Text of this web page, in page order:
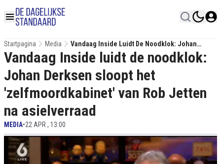
Startpagina Media
Vandaag Inside Luidt De Noodklok: Johan
Derksen Sloopt Het 'zelfmoordkabinet' Van Rob
Jetten Na Asielverraad
Vandaag Inside luidt de noodklok:
Johan Derksen sloopt het
'zelfmoordkabinet' van Rob Jetten
na asielverraad
MEDIA•22 APR , 13:00